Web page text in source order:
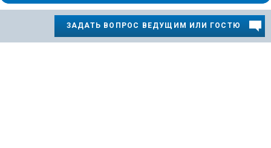
ЗАДАТЬ ВОПРОС ВЕДУЩИМ ИЛИ ГОСТЮ